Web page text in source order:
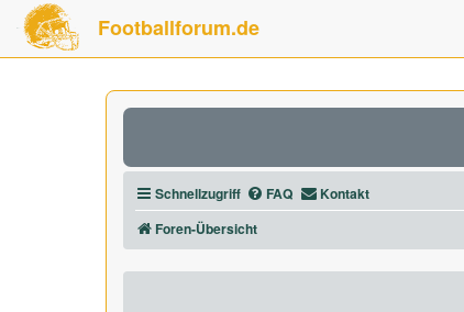
Footballforum.de
Schnellzugriff FAQ Kontakt
Foren-Übersicht